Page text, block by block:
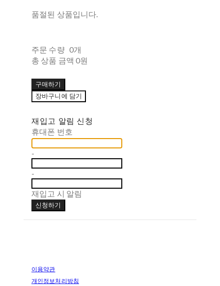
품절된 상품입니다.
주문 수량 0개
총 상품 금액 0원
구매하기
장바구니에 담기
재입고 알림 신청
휴대폰 번호
-
-
재입고 시 알림
신청하기
이용약관
개인정보처리방침